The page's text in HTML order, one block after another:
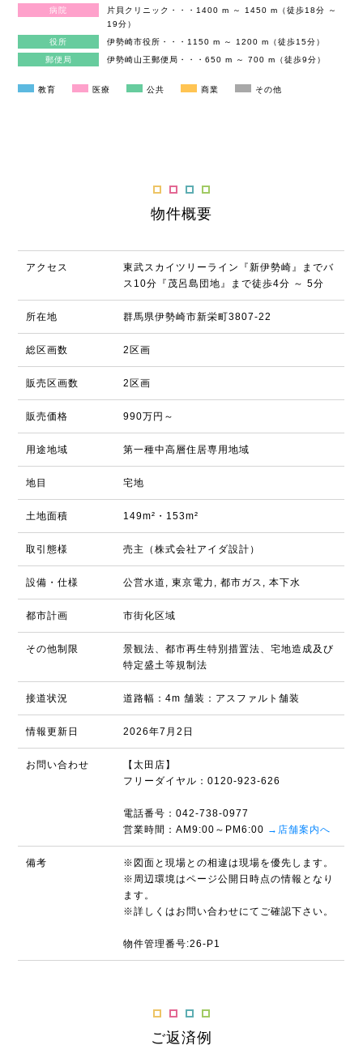
病院
片貝クリニック・・・1400 m ～ 1450 m（徒歩18分 ～
19分）
役所
伊勢崎市役所・・・1150 m ～ 1200 m（徒歩15分）
郵便局
伊勢崎山王郵便局・・・650 m ～ 700 m（徒歩9分）
教育 医療 公共 商業 その他
物件概要
アクセス
東武スカイツリーライン『新伊勢崎』までバ
ス10分『茂呂島団地』まで徒歩4分 ～ 5分
所在地 群馬県伊勢崎市新栄町3807-22
総区画数 2区画
販売区画数 2区画
販売価格 990万円～
用途地域 第一種中高層住居専用地域
地目 宅地
土地面積 149m²・153m²
取引態様 売主（株式会社アイダ設計）
設備・仕様 公営水道, 東京電力, 都市ガス, 本下水
都市計画 市街化区域
その他制限
景観法、都市再生特別措置法、宅地造成及び
特定盛土等規制法
接道状況 道路幅：4m 舗装：アスファルト舗装
情報更新日 2026年7月2日
お問い合わせ
【太田店】
フリーダイヤル：0120-923-626
電話番号：042-738-0977
営業時間：AM9:00～PM6:00 →店舗案内へ
備考
※図面と現場との相違は現場を優先します。
※周辺環境はページ公開日時点の情報となり
ます。
※詳しくはお問い合わせにてご確認下さい。
物件管理番号:26-P1
ご返済例